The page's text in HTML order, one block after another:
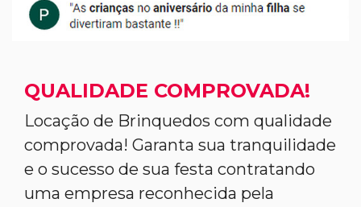
QUALIDADE COMPROVADA!
Locação de Brinquedos com qualidade
comprovada! Garanta sua tranquilidade
e o sucesso de sua festa contratando
uma empresa reconhecida pela